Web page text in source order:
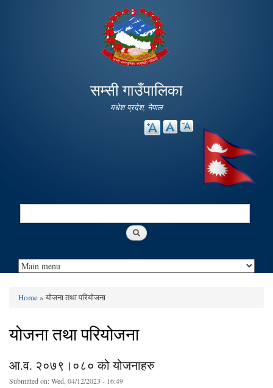
main
content
सम्सी गाउँपालिका
मधेश प्रदेश, नेपाल
Search
Home» योजना तथा परियोजना
योजना तथा परियोजना
आ.व. २०७९।०८० को योजनाहरु
Submitted on:Wed, 04/12/2023 - 16:49